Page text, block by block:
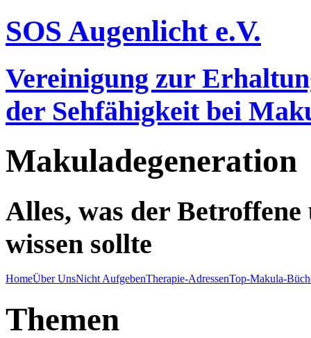
SOS Augenlicht e.V.
Vereinigung zur
der Sehfähigkeit bei
Makuladegeneration
Alles, was der
wissen sollte
HomeÜber UnsNicht AufgebenTherapie-AdressenTop-Makula-
Themen